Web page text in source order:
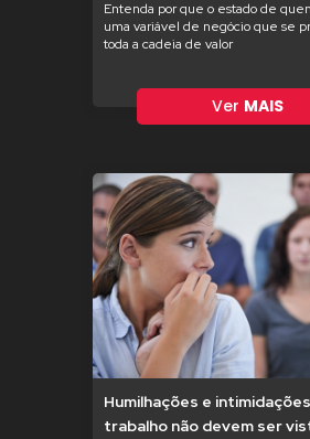
Entenda por que o estado de
uma variável de negócio que se
toda a cadeia de valor
Ver MAIS
Humilhações e
trabalho não devem ser